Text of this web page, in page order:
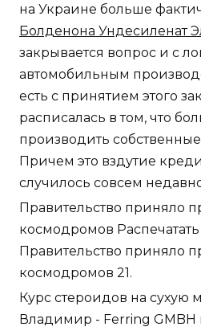
на Украине больше
Болденона Ундесиленат
закрывается вопрос и с
автомобильным
есть с принятием этого
расписалась в том, что
производить
Причем это вздутие
случилось совсем
Правительство приняло
космодромов Распечатать
Правительство приняло
космодромов 21.
Курс стероидов на сухую
Владимир - Ferring